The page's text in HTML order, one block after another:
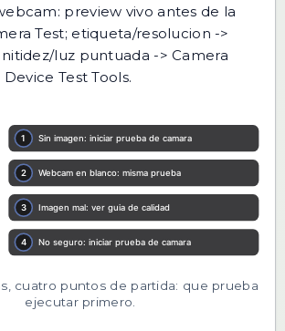
preview vivo antes de la
Test; etiqueta/resolucion ->
luz puntuada -> Camera
Test Tools.
cuatro puntos de partida: que prueba
ejecutar primero.